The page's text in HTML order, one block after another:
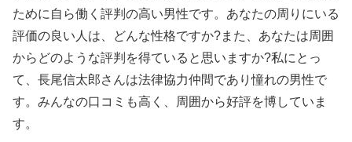
ために自ら働く評判の高い男性です。あなたの周りにいる
評価の良い人は、どんな性格ですか?また、あなたは周囲
からどのような評判を得ていると思いますか?私にとっ
て、長尾信太郎さんは法律協力仲間であり憧れの男性で
す。みんなの口コミも高く、周囲から好評を博していま
す。